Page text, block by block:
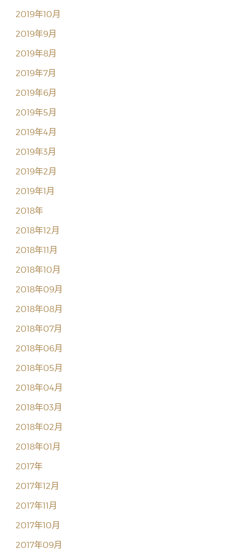
2019年10月
2019年9月
2019年8月
2019年7月
2019年6月
2019年5月
2019年4月
2019年3月
2019年2月
2019年1月
2018年
2018年12月
2018年11月
2018年10月
2018年09月
2018年08月
2018年07月
2018年06月
2018年05月
2018年04月
2018年03月
2018年02月
2018年01月
2017年
2017年12月
2017年11月
2017年10月
2017年09月